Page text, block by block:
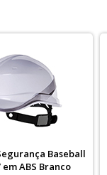
Baseball
ABS Branco